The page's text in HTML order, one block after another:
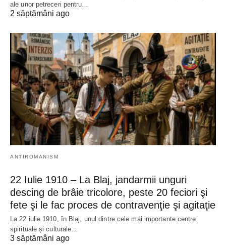
ale unor petreceri pentru…
2 săptămâni ago
ANTIROMANISM
22 Iulie 1910 – La Blaj, jandarmii unguri
descing de brâie tricolore, peste 20 feciori şi
fete şi le fac proces de contravenţie şi agitaţie
La 22 iulie 1910, în Blaj, unul dintre cele mai importante centre
spirituale și culturale…
3 săptămâni ago